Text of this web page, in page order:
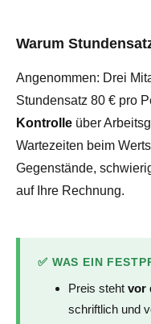
Warum
Angenommen: Drei
Stundensatz 80 € pro
Kontrolle über
Wartezeiten beim
Gegenstände,
auf Ihre Rechnung.
✅ WAS EIN
Preis steht vor
schriftlich und